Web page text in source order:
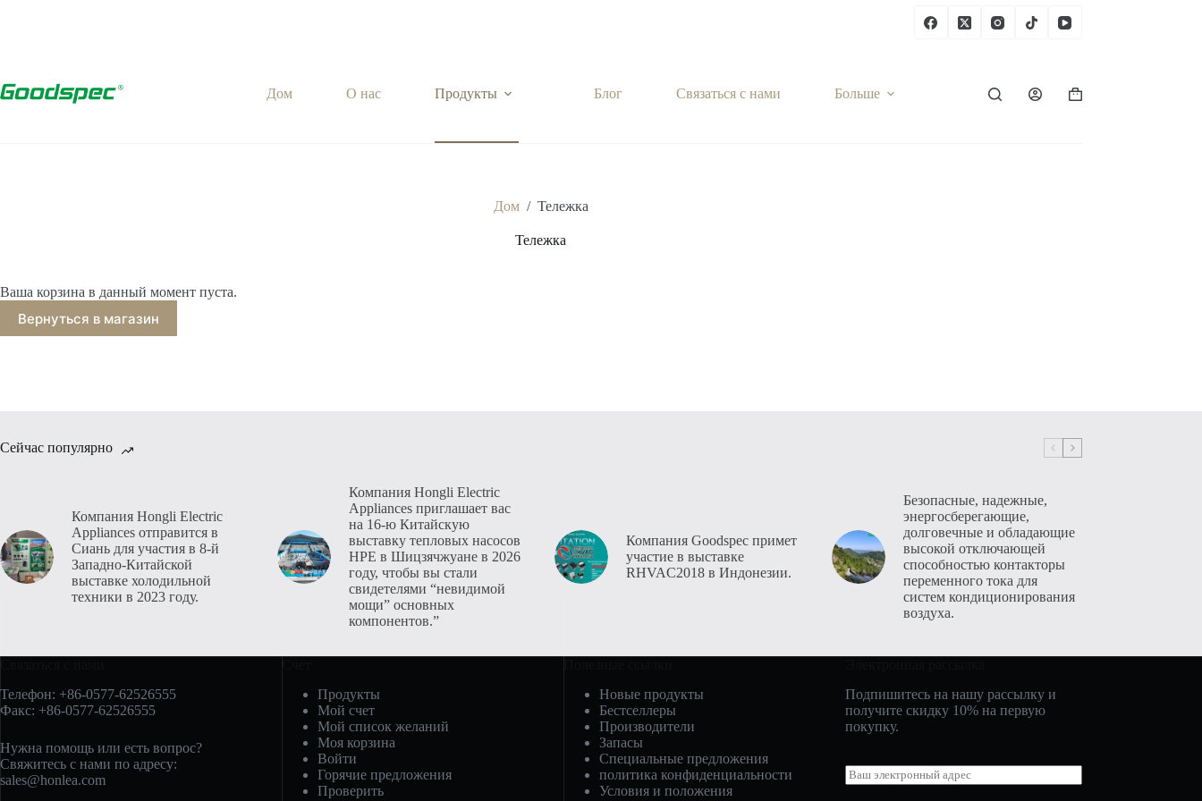
Дом О нас Продукты Блог Связаться с нами Больше Корзина
Дом / Тележка
Тележка
Ваша корзина в данный момент пуста.
Вернуться в магазин
Сейчас популярно
Компания Hongli Electric
Appliances отправится в
Сиань для участия в 8-й
Западно-Китайской
выставке холодильной
техники в 2023 году.
Компания Hongli Electric
Appliances приглашает вас
на 16-ю Китайскую
выставку тепловых насосов
HPE в Шицзячжуане в 2026
году, чтобы вы стали
свидетелями “невидимой
мощи” основных
компонентов.”
Компания Goodspec примет
участие в выставке
RHVAC2018 в Индонезии.
Безопасные, надежные,
энергосберегающие,
долговечные и обладающие
высокой отключающей
способностью контакторы
переменного тока для
систем кондиционирования
воздуха.
Телефон: +86-0577-62526555
Факс: +86-0577-62526555
Нужна помощь или есть вопрос?
Свяжитесь с нами по адресу:
sales@honlea.com
Продукты
Мой счет
Мой список желаний
Моя корзина
Войти
Горячие предложения
Проверить
Новые продукты
Бестселлеры
Производители
Запасы
Специальные предложения
политика конфиденциальности
Условия и положения
Подпишитесь на нашу рассылку и
получите скидку 10% на первую
покупку.
Э
л
Français du Canada
日本語
ไทย
Nederlands
Bahasa Indonesia